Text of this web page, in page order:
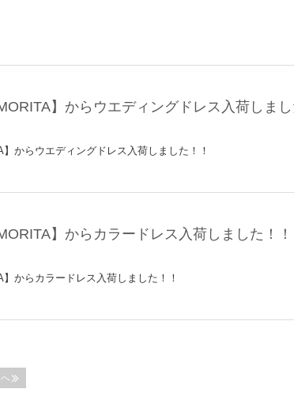
】からウエディングドレス入荷しま
からウエディングドレス入荷しました！！
】からカラードレス入荷しました！！
からカラードレス入荷しました！！